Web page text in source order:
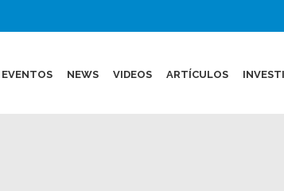
EVENTOS NEWS VIDEOS ARTÍCULOS